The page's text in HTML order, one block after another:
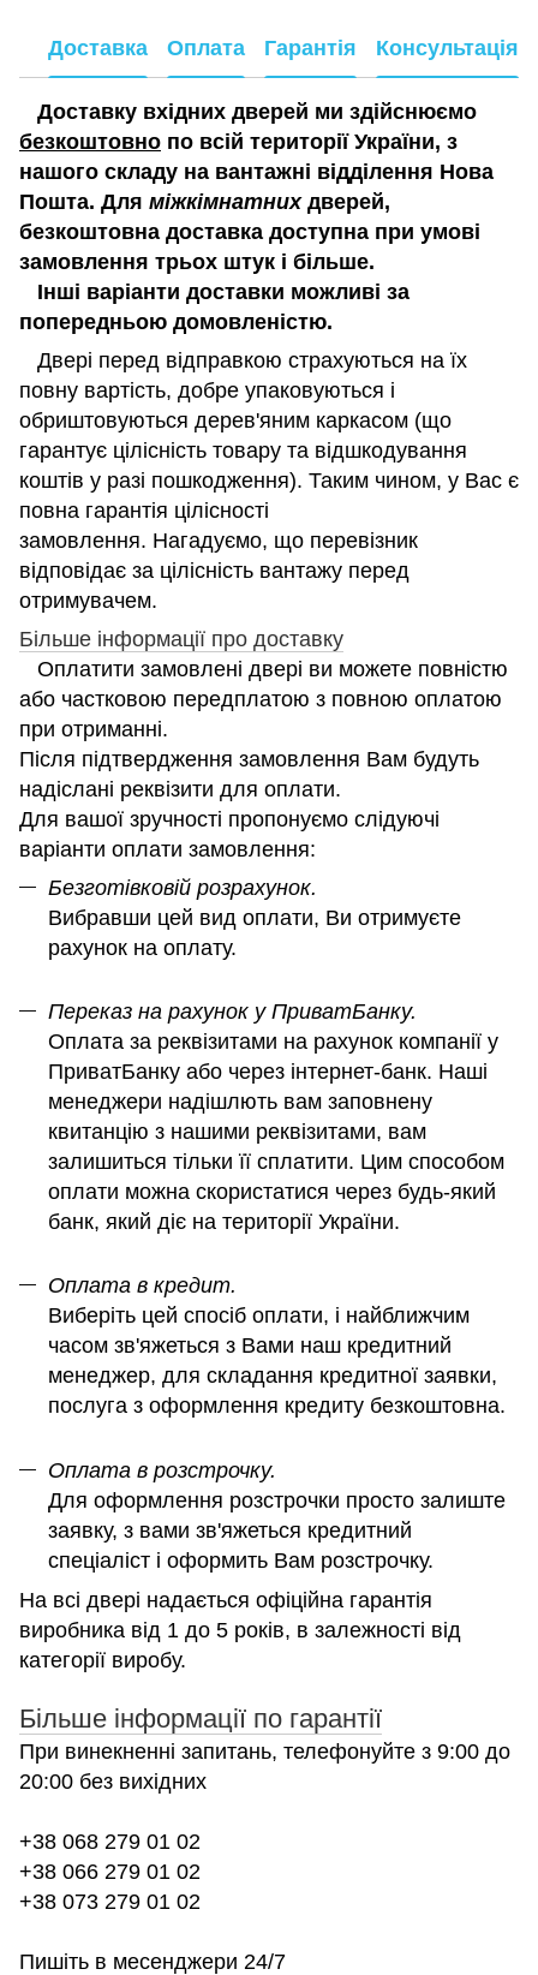
Доставка Оплата Гарантія Консультація
Доставку вхідних дверей ми здійснюємо
безкоштовно по всій території України, з
нашого складу на вантажні відділення Нова
Пошта. Для міжкімнатнихдверей,
безкоштовна доставка доступна при умові
замовлення трьох штук і більше.
Інші варіанти доставки можливі за
попередньою домовленістю.
Двері перед відправкою страхуються на їх
повну вартість, добре упаковуються і
обриштовуються дерев'яним каркасом (що
гарантує цілісність товару та відшкодування
коштів у разі пошкодження). Таким чином, у Вас є
повна гарантія цілісності
замовлення. Нагадуємо, що перевізник
відповідає за цілісність вантажу перед
отримувачем.
Більше інформації про доставку
Оплатити замовлені двері ви можете повністю
або частковою передплатою з повною оплатою
при отриманні.
Після підтвердження замовлення Вам будуть
надіслані реквізити для оплати.
Для вашої зручності пропонуємо слідуючі
варіанти оплати замовлення:
Безготівковій розрахунок.
Вибравши цей вид оплати, Ви отримуєте
рахунок на оплату.
Переказ на рахунок у ПриватБанку.
Оплата за реквізитами на рахунок компанії у
ПриватБанку або через інтернет-банк. Наші
менеджери надішлють вам заповнену
квитанцію з нашими реквізитами, вам
залишиться тільки її сплатити. Цим способом
оплати можна скористатися через будь-який
банк, який діє на території України.
Оплата в кредит.
Виберіть цей спосіб оплати, і найближчим
часом зв'яжеться з Вами наш кредитний
менеджер, для складання кредитної заявки,
послуга з оформлення кредиту безкоштовна.
Оплата в розстрочку.
Для оформлення розстрочки просто залиште
заявку, з вами зв'яжеться кредитний
спеціаліст і оформить Вам розстрочку.
На всі двері надається офіційна гарантія
виробника від 1 до 5 років, в залежності від
категорії виробу.
Більше інформації по гарантії
При винекненні запитань, телефонуйте з 9:00 до
20:00 без вихідних
+38 068 279 01 02
+38 066 279 01 02
+38 073 279 01 02
Пишіть в месенджери 24/7